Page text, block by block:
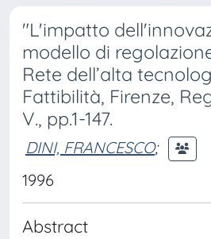
"L'impatto
modello di
Rete dell’alta
Fattibilità, Firenze,
V., pp.1-147.
DINI, FRANCESCO;
1996
Abstract